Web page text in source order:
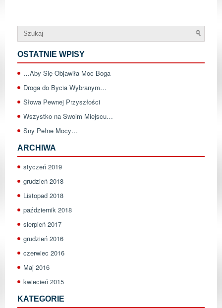
OSTATNIE WPISY
…Aby Się Objawiła Moc Boga
Droga do Bycia Wybranym…
Słowa Pewnej Przyszłości
Wszystko na Swoim Miejscu…
Sny Pełne Mocy…
ARCHIWA
styczeń 2019
grudzień 2018
Listopad 2018
październik 2018
sierpień 2017
grudzień 2016
czerwiec 2016
Maj 2016
kwiecień 2015
KATEGORIE